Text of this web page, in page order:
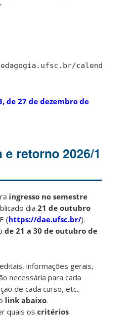
calendario-
de 27 de dezembro de
retorno 2026/1
ingresso no semestre
dia21 de outubro
(https://dae.ufsc.br/).
de 21 a 30 de outubro de
informações gerais,
necessária para cada
de cada curso, etc.,
link abaixo.
quais oscritérios